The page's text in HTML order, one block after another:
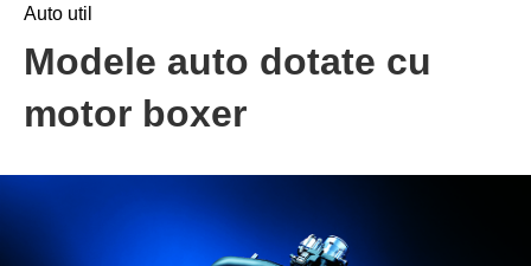
Auto util
Modele auto dotate cu
motor boxer